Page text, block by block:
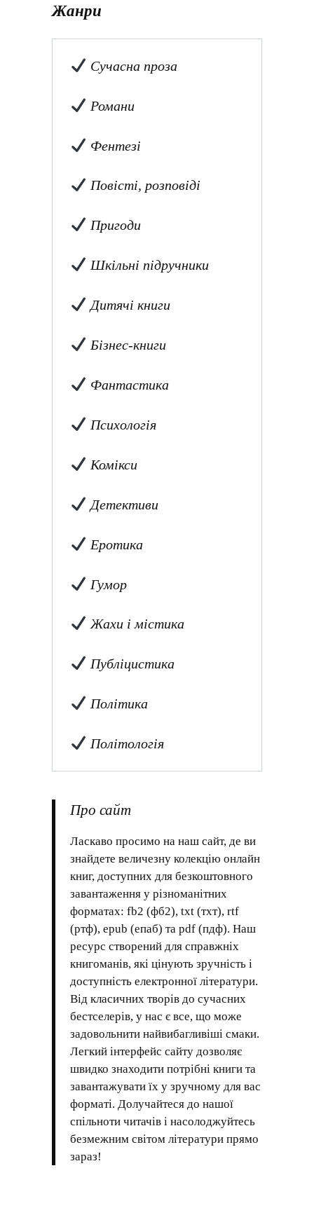
Жанри
Сучасна проза
Романи
Фентезі
Повісті, розповіді
Пригоди
Шкільні підручники
Дитячі книги
Бізнес-книги
Фантастика
Психологія
Комікси
Детективи
Еротика
Гумор
Жахи і містика
Публіцистика
Політика
Політологія
Про сайт
Ласкаво просимо на наш сайт, де ви
знайдете величезну колекцію онлайн
книг, доступних для безкоштовного
завантаження у різноманітних
форматах: fb2 (фб2), txt (тхт), rtf
(ртф), epub (епаб) та pdf (пдф). Наш
ресурс створений для справжніх
книгоманів, які цінують зручність і
доступність електронної літератури.
Від класичних творів до сучасних
бестселерів, у нас є все, що може
задовольнити найвибагливіші смаки.
Легкий інтерфейс сайту дозволяє
швидко знаходити потрібні книги та
завантажувати їх у зручному для вас
форматі. Долучайтеся до нашої
спільноти читачів і насолоджуйтесь
безмежним світом літератури прямо
зараз!